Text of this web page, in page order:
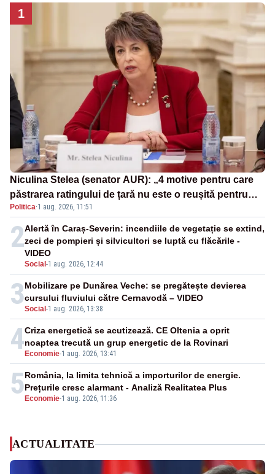
1
Niculina Stelea (senator AUR): „4 motive pentru care
păstrarea ratingului de țară nu este o reușită pentru
Guvernul Bolojan”
Politica·1 aug. 2026, 11:51
2
Social -1 aug. 2026, 12:44
Alertă în Caraș-Severin: incendiile de vegetație se extind,
zeci de pompieri și silvicultori se luptă cu flăcările -
VIDEO
3Social -1 aug. 2026, 13:38
Mobilizare pe Dunărea Veche: se pregătește devierea
cursului fluviului către Cernavodă – VIDEO
4 Economie-1 aug. 2026, 13:41
Criza energetică se acutizează. CE Oltenia a oprit
noaptea trecută un grup energetic de la Rovinari
5 Economie-1 aug. 2026, 11:36
România, la limita tehnică a importurilor de energie.
Prețurile cresc alarmant - Analiză Realitatea Plus
ACTUALITATE